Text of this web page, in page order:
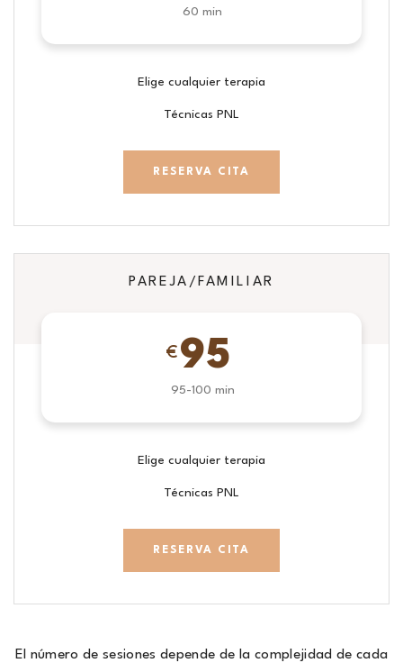
60 min
Elige cualquier terapia
Técnicas PNL
RESERVA CITA
PAREJA/FAMILIAR
€ 95
95-100 min
Elige cualquier terapia
Técnicas PNL
RESERVA CITA
El número de sesiones depende de la complejidad de cada